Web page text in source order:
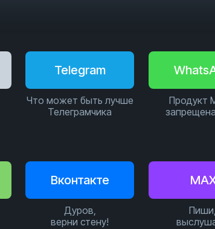
Продукт
Telegram
Что может быть лучше
Телеграмчика
Вконтакте
Дуров,
верни стену!
MAX